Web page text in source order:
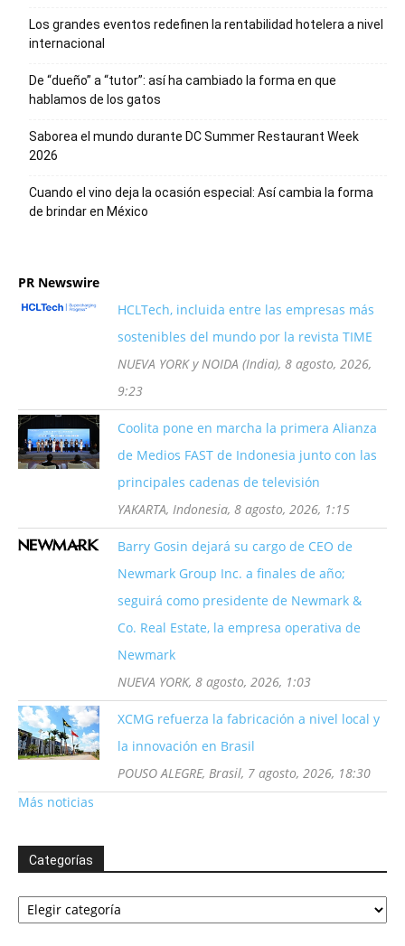
Los grandes eventos redefinen la rentabilidad hotelera a nivel
internacional
De “dueño” a “tutor”: así ha cambiado la forma en que
hablamos de los gatos
Saborea el mundo durante DC Summer Restaurant Week
2026
Cuando el vino deja la ocasión especial: Así cambia la forma
de brindar en México
PR Newswire
HCLTech, incluida entre las empresas más
sostenibles del mundo por la revista TIME
NUEVA YORK y NOIDA (India), 8 agosto, 2026,
9:23
Coolita pone en marcha la primera Alianza
de Medios FAST de Indonesia junto con las
principales cadenas de televisión
YAKARTA, Indonesia, 8 agosto, 2026, 1:15
Barry Gosin dejará su cargo de CEO de
Newmark Group Inc. a finales de año;
seguirá como presidente de Newmark &
Co. Real Estate, la empresa operativa de
Newmark
NUEVA YORK, 8 agosto, 2026, 1:03
XCMG refuerza la fabricación a nivel local y
la innovación en Brasil
POUSO ALEGRE, Brasil, 7 agosto, 2026, 18:30
Más noticias
Categorías
Categorías